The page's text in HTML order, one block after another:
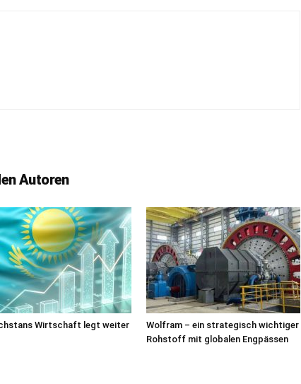
Autoren
Wirtschaft legt weiter
Wolfram – ein strategisch wichtiger
Rohstoff mit globalen Engpässen